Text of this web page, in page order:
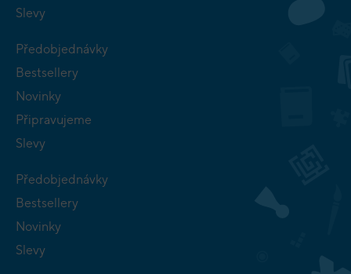
Slevy
Předobjednávky
Bestsellery
Novinky
Připravujeme
Slevy
Předobjednávky
Bestsellery
Novinky
Slevy